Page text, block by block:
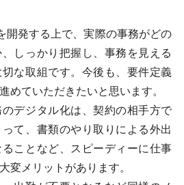
発する上で、実際の事務がどの
しっかり把握し、事務を見える
な取組です。今後も、要件定義
めていただきたいと思います。
デジタル化は、契約の相手方で
て、書類のやり取りによる外出
ことなど、スピーディーに仕事
変メリットがあります。